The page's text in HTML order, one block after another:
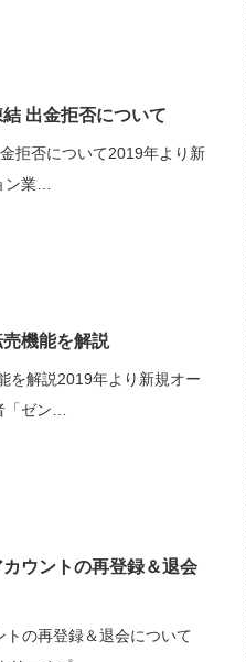
出金拒否について
拒否について2019年より新
ン業…
機能を解説
を解説2019年より新規オー
ゼン…
ウントの再登録＆退会
の再登録＆退会について